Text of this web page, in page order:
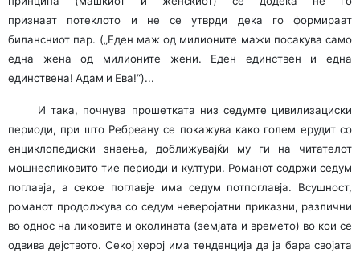
признаат потеклото и не се утврди дека го формираат
билансниот пар. („Еден маж од милионите мажи посакува само
една жена од милионите жени. Еден единствен и една
единствена! Адам и Ева!“)...
И така, почнува прошетката низ седумте цивилизациски
периоди, при што Ребреану се покажува како голем ерудит со
енциклопедиски знаења, доближувајќи му ги на читателот
мошнесликовито тие периоди и култури. Романот содржи седум
поглавја, а секое поглавје има седум потпоглавја. Всушност,
романот продолжува со седум неверојатни приказни, различни
во однос на ликовите и околината (земјата и времето) во кои се
одвива дејството. Секој херој има тенденција да ја бара својата